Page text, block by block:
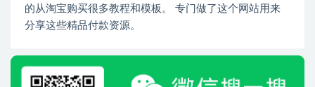
的从淘宝购买很多教程和模板。 专门做了这个网站用来
分享这些精品付款资源。